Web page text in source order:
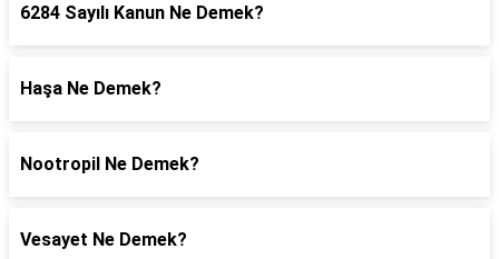
6284 Sayılı Kanun Ne Demek?
Haşa Ne Demek?
Nootropil Ne Demek?
Vesayet Ne Demek?